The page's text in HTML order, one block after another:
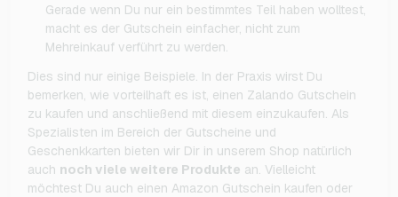
Gerade wenn Du nur ein bestimmtes Teil haben wolltest,
macht es der Gutschein einfacher, nicht zum
Mehreinkauf verführt zu werden.
Dies sind nur einige Beispiele. In der Praxis wirst Du
bemerken, wie vorteilhaft es ist, einen Zalando Gutschein
zu kaufen und anschließend mit diesem einzukaufen. Als
Spezialisten im Bereich der Gutscheine und
Geschenkkarten bieten wir Dir in unserem Shop natürlich
auch noch viele weitere Produkte an. Vielleicht
möchtest Du auch einen Amazon Gutschein kaufen oder